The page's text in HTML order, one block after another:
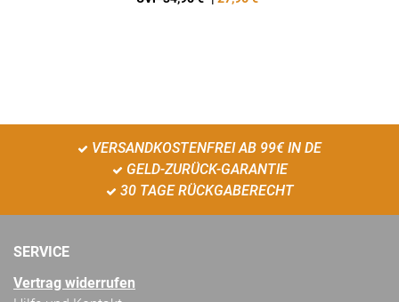
VERSANDKOSTENFREI AB 99€ IN DE
GELD-ZURÜCK-GARANTIE
30 TAGE RÜCKGABERECHT
SERVICE
Vertrag widerrufen